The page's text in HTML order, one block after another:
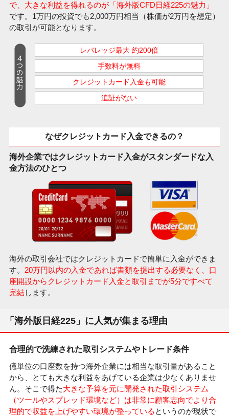
で、大きな利益を得れるのが「海外版CFD日経225の魅力」
です。1万円の投資でも2,000万円相当（株価が2万円を想定）
の取引が可能となります。
レバレッジ最大 約200倍
手数料が無料
クレジットカード入金も可能
追証がない
なぜクレジットカード入金できるの？
海外企業ではクレジットカード入金がスタンダードな入
金方法のひとつ
海外の取引会社ではクレジットカードで簡単に入金ができま
す。 20万円以内の入金であれば書類を提出する必要なく、口
座開設からクレジットカード入金と取引までが5分ですべて
完結します。
「海外版日経225」に人気が集まる理由
合理的で洗練された取引システムやトレード条件
億単位の口座数を持つ海外企業には相当な取引量があること
から、とても大きな利益をあげている企業は少なくありませ
ん。そこで得た大きな予算を元に開発された取引システム
（ツールやスプレッド環境など）は非常に顧客志向でより合
理的で収益を上げやすい環境が整っている というのが現状で